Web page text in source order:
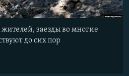
заезды во многие
до сих пор